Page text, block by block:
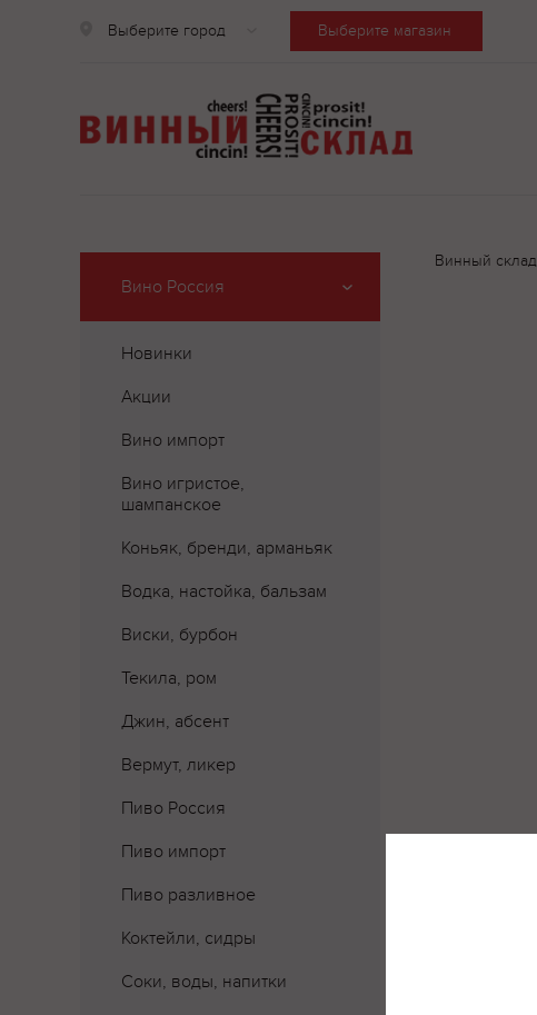
Выберите город Выберите магазин
Вино Россия
Новинки
Акции
Вино импорт
Вино игристое,
шампанское
Коньяк, бренди, арманьяк
Водка, настойка, бальзам
Виски, бурбон
Текила, ром
Джин, абсент
Вермут, ликер
Пиво Россия
Пиво импорт
Пиво разливное
Коктейли, сидры
Соки, воды, напитки
Винный склад